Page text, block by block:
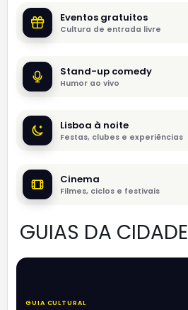
Eventos gratuitos
Cultura de entrada livre
Stand-up comedy
Humor ao vivo
Lisboa à noite
Festas, clubes e experiências
Cinema
Filmes, ciclos e festivais
GUIAS DA CIDADE
GUIA CULTURAL